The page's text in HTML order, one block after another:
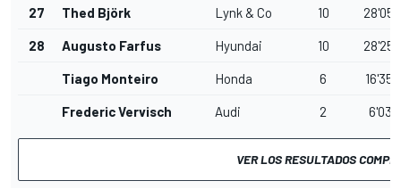
27 Thed Björk Lynk & Co 10
28 Augusto Farfus Hyundai 10
Tiago Monteiro Honda 6
Frederic Vervisch Audi 2
VER LOS RESULTADOS